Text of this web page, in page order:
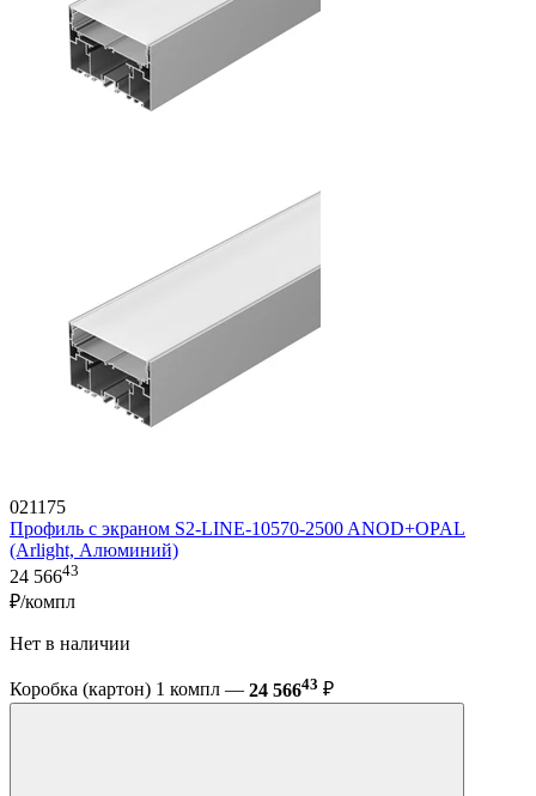
021175
Профиль с экраном S2-LINE-10570-2500 ANOD+OPAL
(Arlight, Алюминий)
24 56643
₽/компл
Нет в наличии
Коробка (картон) 1 компл — 24 56643 ₽